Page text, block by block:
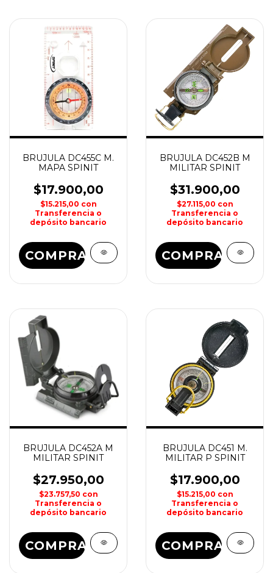
BRUJULA DC455C M.
MAPA SPINIT
$17.900,00
$15.215,00 con
Transferencia o
depósito bancario
COMPRAR
BRUJULA DC452B M
MILITAR SPINIT
$31.900,00
$27.115,00 con
Transferencia o
depósito bancario
COMPRAR
BRUJULA DC452A M
MILITAR SPINIT
$27.950,00
$23.757,50 con
Transferencia o
depósito bancario
COMPRAR
BRUJULA DC451 M.
MILITAR P SPINIT
$17.900,00
$15.215,00 con
Transferencia o
depósito bancario
COMPRAR